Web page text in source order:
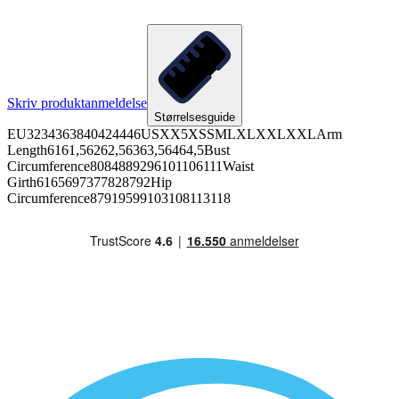
Skriv produktanmeldelse
Størrelsesguide
EU3234363840424446USXX5XSSMLXLXXLXXLArm
Length6161,56262,56363,56464,5Bust
Circumference8084889296101106111Waist
Girth6165697377828792Hip
Circumference87919599103108113118